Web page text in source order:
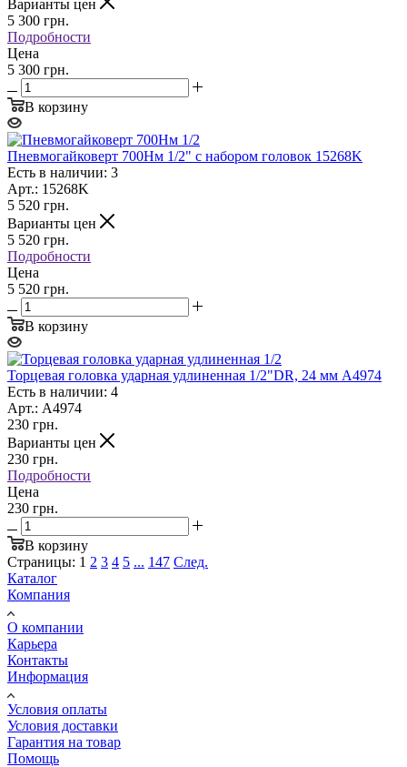
Варианты цен
5 300 грн.
Подробности
Цена
5 300 грн.
В корзину
Пневмогайковерт 700Нм 1/2" с набором головок 15268K
Есть в наличии: 3
Арт.: 15268K
5 520 грн.
Варианты цен
5 520 грн.
Подробности
Цена
5 520 грн.
В корзину
Торцевая головка ударная удлиненная 1/2"DR, 24 мм A4974
Есть в наличии: 4
Арт.: A4974
230 грн.
Варианты цен
230 грн.
Подробности
Цена
230 грн.
В корзину
Страницы: 1 2 3 4 5 ... 147 След.
Каталог
Компания
О компании
Карьера
Контакты
Информация
Условия оплаты
Условия доставки
Гарантия на товар
Помощь